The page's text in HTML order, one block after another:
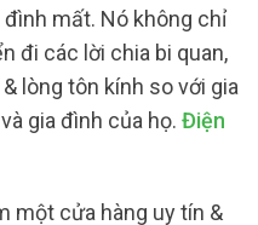
mất. Nó không chỉ
đi các lời chia bi quan,
lòng tôn kính so với gia
gia đình của họ. Điện
một cửa hàng uy tín &